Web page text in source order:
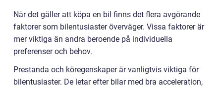
När det gäller att köpa en bil finns det flera avgörande
faktorer som bilentusiaster överväger. Vissa faktorer är
mer viktiga än andra beroende på individuella
preferenser och behov.
Prestanda och köregenskaper är vanligtvis viktiga för
bilentusiaster. De letar efter bilar med bra acceleration,